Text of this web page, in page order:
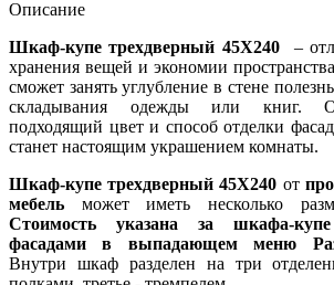
Описание
Шкаф-купе трехдверный 45Х240
–
хранения вещей и экономии
сможет занять углубление в стене
складывания одежды или книг.
подходящий цвет и способ отделки
станет настоящим украшением комнаты.
Подробнее:https://rozetka.com.ua/
Шкаф-купе трехдверный 45Х240 от
мебель может иметь несколько
Стоимость указана за шкафа-
фасадами в выпадающем меню
Внутри шкаф разделен на три